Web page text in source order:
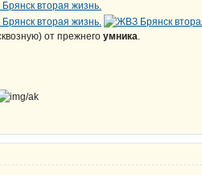
от прежнего умника